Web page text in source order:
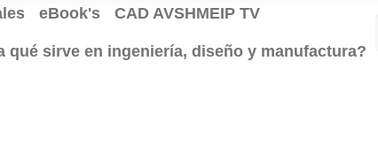
eBook's CAD AVSHMEIP TV
qué sirve en ingeniería, diseño y manufactura?